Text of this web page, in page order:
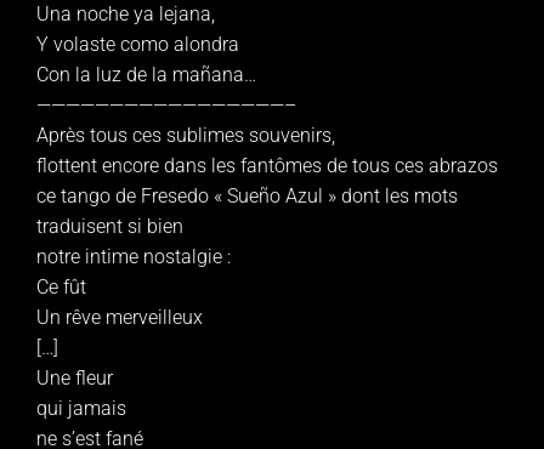
Una noche ya lejana,
Y volaste como alondra
Con la luz de la mañana…
—————————————————–
Après tous ces sublimes souvenirs,
flottent encore dans les fantômes de tous ces abrazos
ce tango de Fresedo « Sueño Azul » dont les mots
traduisent si bien
notre intime nostalgie :
Ce fût
Un rêve merveilleux
[…]
Une fleur
qui jamais
ne s’est fané